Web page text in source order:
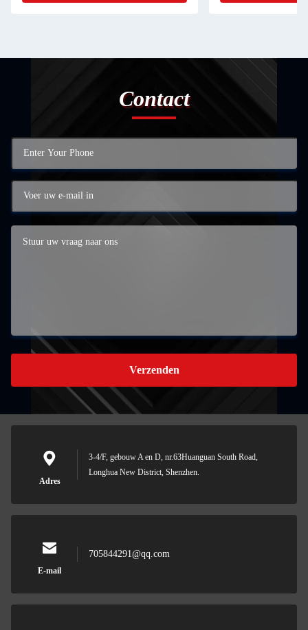
Contact
Verzenden
Adres
3-4/F, gebouw A en D, nr.63Huanguan South Road,
Longhua New District, Shenzhen.
E-mail
705844291@qq.com